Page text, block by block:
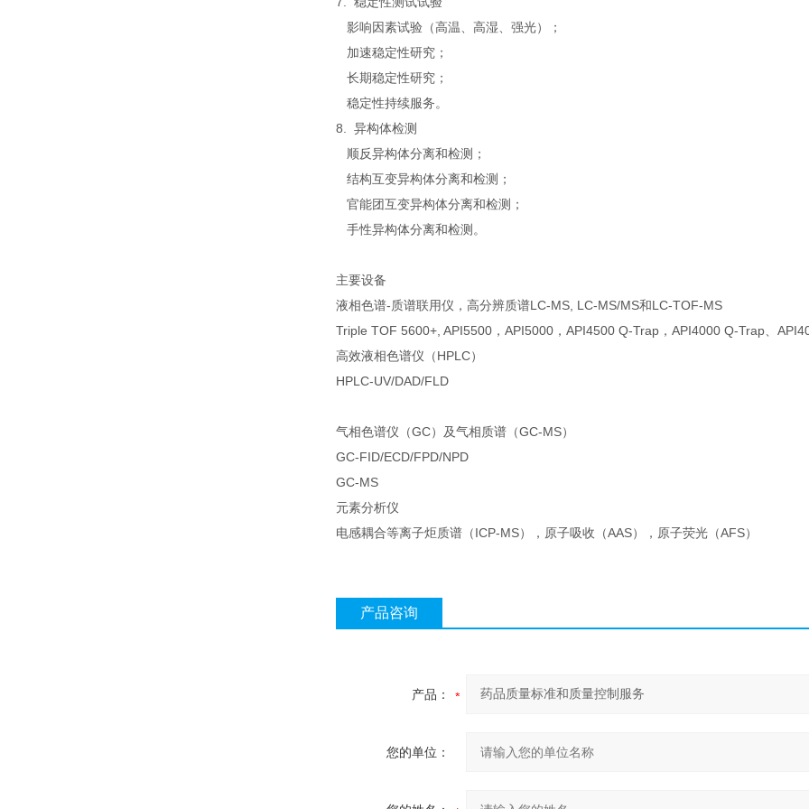
影响因素试验（高温、高湿、强光）；
加速稳定性研究；
长期稳定性研究；
稳定性持续服务。
8. 异构体检测
顺反异构体分离和检测；
结构互变异构体分离和检测；
官能团互变异构体分离和检测；
手性异构体分离和检测。
主要设备
液相色谱-质谱联用仪，高分辨质谱LC-MS, LC-MS/MS和LC-TOF-MS
Triple TOF 5600+, API5500，API5000，API4500 Q-Trap，API4000 Q-Trap、
高效液相色谱仪（HPLC）
HPLC-UV/DAD/FLD
气相色谱仪（GC）及气相质谱（GC-MS）
GC-FID/ECD/FPD/NPD
GC-MS
元素分析仪
电感耦合等离子炬质谱（ICP-MS），原子吸收（AAS），原子荧光（AFS）
产品咨询
产品：
您的单位：